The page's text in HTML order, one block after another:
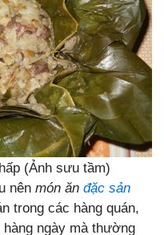
(Ảnh sưu tầm)
nên món ăn đặc sản
trong các hàng quán,
ngày mà thường